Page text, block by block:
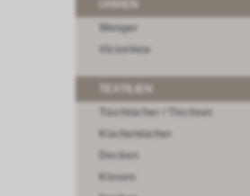
Wenger
Victorinox
Tischtücher / Tischset
Küchentücher
Decken
Kissen